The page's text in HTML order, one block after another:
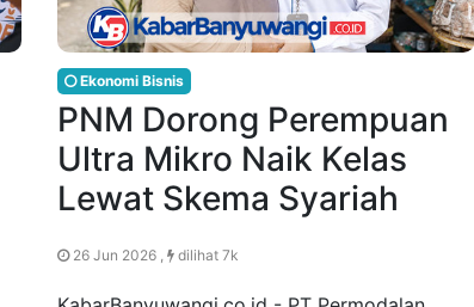
Ekonomi Bisnis
PNM Dorong Perempuan
Ultra Mikro Naik Kelas
Lewat Skema Syariah
26 Jun 2026 , dilihat 7k